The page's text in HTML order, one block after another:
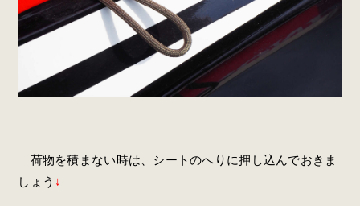
荷物を積まない時は、シートのへりに押し込んでおきま
しょう ↓